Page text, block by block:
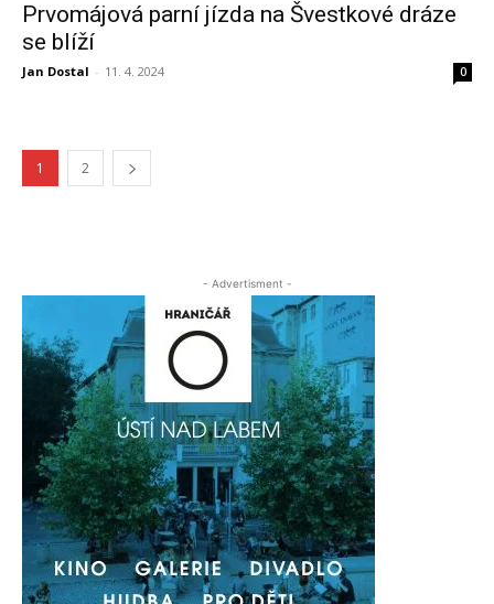
Prvomájová parní jízda na Švestkové dráze
se blíží
Jan Dostal - 11. 4. 2024 0
1 2
- Advertisment -